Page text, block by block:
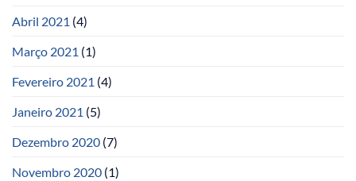
Abril 2021 (4)
Março 2021 (1)
Fevereiro 2021 (4)
Janeiro 2021 (5)
Dezembro 2020 (7)
Novembro 2020 (1)